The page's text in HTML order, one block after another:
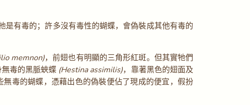
有毒的；許多沒有毒性的蝴蝶，會偽裝成其他有毒的
memnon)，前翅也有明顯的三角形紅斑。但其實牠們
毒的黑脈蛺蝶 (Hestina assimilis)，靠著黑色的翅面及
無毒的蝴蝶，憑藉出色的偽裝便佔了現成的便宜，假扮